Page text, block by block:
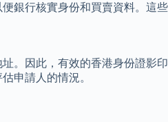
銀行核實身份和買賣資料。這
。因此，有效的香港身份證
申請人的情況。